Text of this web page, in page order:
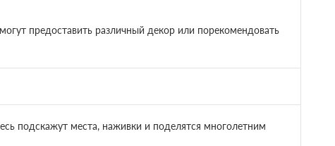
предоставить различный декор или порекомендовать
подскажут места, наживки и поделятся многолетним